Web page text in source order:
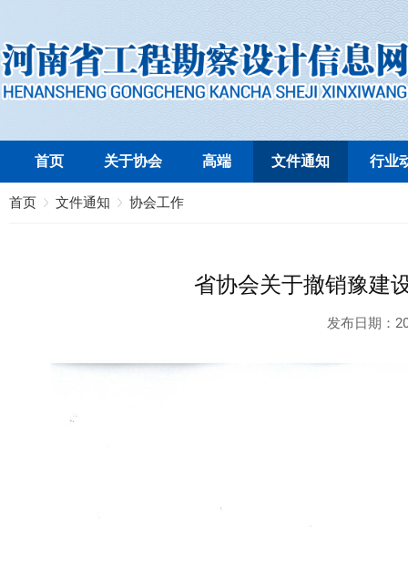
首页 关于协会 高端 文件通知 行业
首页 文件通知 协会工作
省协会关于撤销豫建
发布日期：